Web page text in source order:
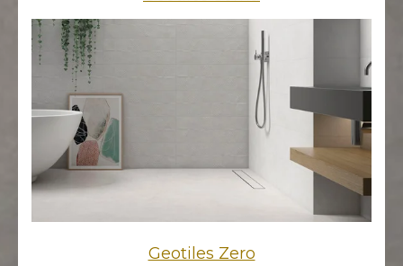
Geotiles Zero